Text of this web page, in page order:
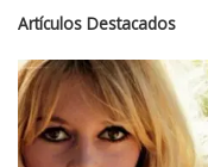
Artículos Destacados